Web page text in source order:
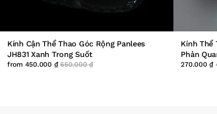
Kính Cận Thể Thao Góc Rộng Panlees
JH831 Xanh Trong Suốt
from 450.000 ₫ 650.000₫
Kính Thể
Phản
270.000₫